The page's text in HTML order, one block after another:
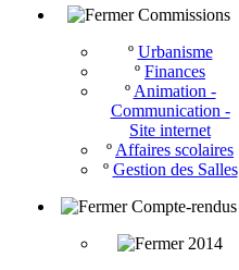
Commissions
º Urbanisme
º Finances
º Animation -
Communication -
Site internet
º Affaires scolaires
º Gestion des Salles
Compte-rendus
2014